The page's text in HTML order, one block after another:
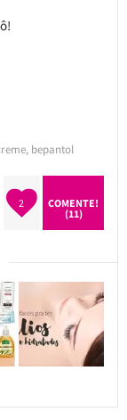
, bepantol
2
COMENTE!
(11)